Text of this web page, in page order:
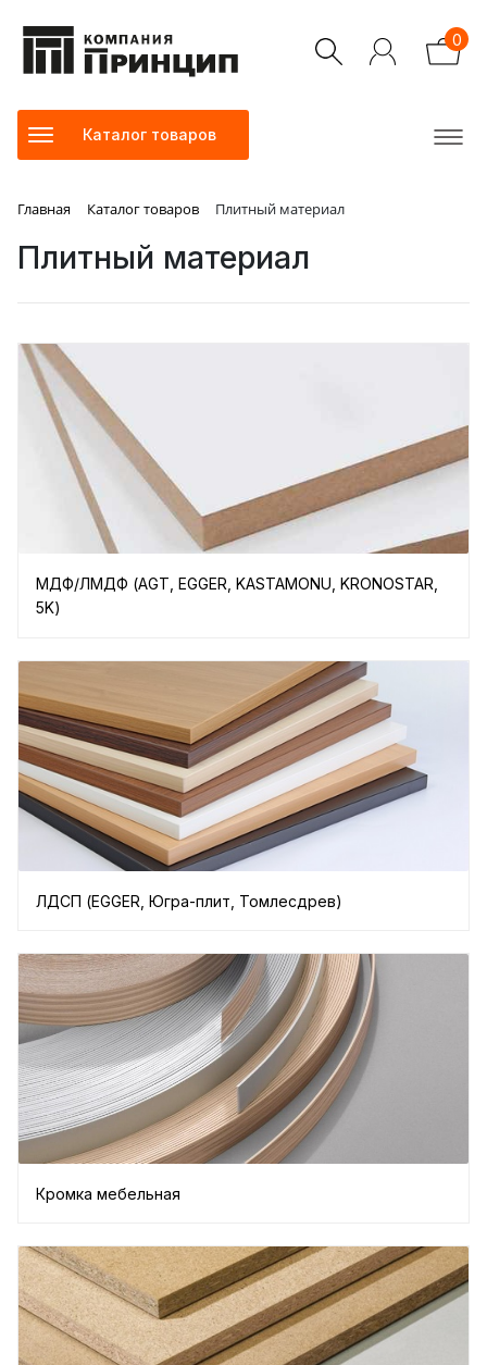
0
Каталог товаров
Главная Каталог товаров Плитный материал
Плитный материал
МДФ/ЛМДФ (AGT, EGGER, KASTAMONU, KRONOSTAR,
5K)
ЛДСП (EGGER, Югра-плит, Томлесдрев)
Кромка мебельная